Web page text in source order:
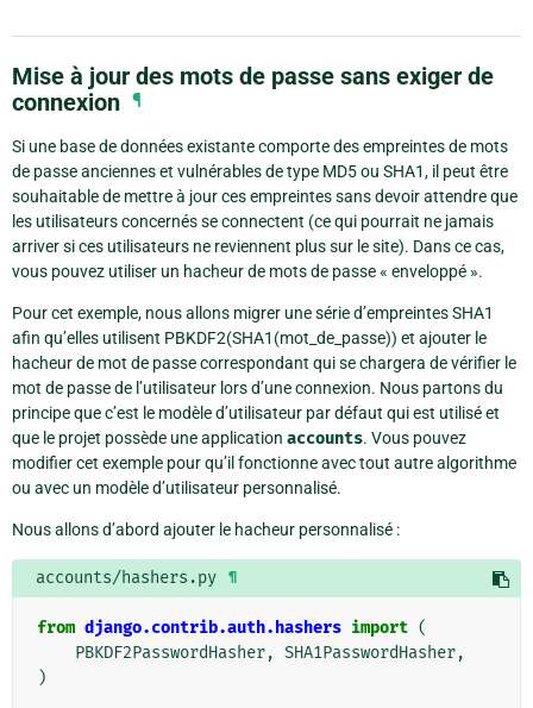
Mise à jour des mots de passe sans exiger de
connexion ¶
Si une base de données existante comporte des empreintes de mots
de passe anciennes et vulnérables de type MD5 ou SHA1, il peut être
souhaitable de mettre à jour ces empreintes sans devoir attendre que
les utilisateurs concernés se connectent (ce qui pourrait ne jamais
arriver si ces utilisateurs ne reviennent plus sur le site). Dans ce cas,
vous pouvez utiliser un hacheur de mots de passe « enveloppé ».
Pour cet exemple, nous allons migrer une série d’empreintes SHA1
afin qu’elles utilisent PBKDF2(SHA1(mot_de_passe)) et ajouter le
hacheur de mot de passe correspondant qui se chargera de vérifier le
mot de passe de l’utilisateur lors d’une connexion. Nous partons du
principe que c’est le modèle d’utilisateur par défaut qui est utilisé et
que le projet possède une application accounts. Vous pouvez
modifier cet exemple pour qu’il fonctionne avec tout autre algorithme
ou avec un modèle d’utilisateur personnalisé.
Nous allons d’abord ajouter le hacheur personnalisé :
accounts/hashers.py ¶
from django.contrib.auth.hashers import (
PBKDF2PasswordHasher, SHA1PasswordHasher,
)